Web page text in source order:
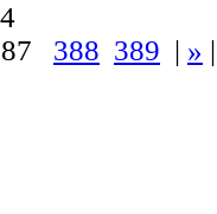
388 389 | »